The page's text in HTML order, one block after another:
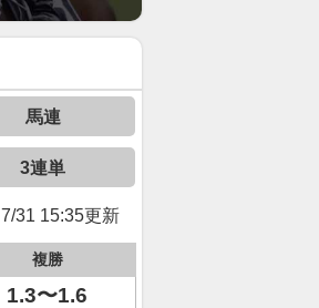
馬連
3連単
7/31 15:35更新
複勝
1.3〜1.6